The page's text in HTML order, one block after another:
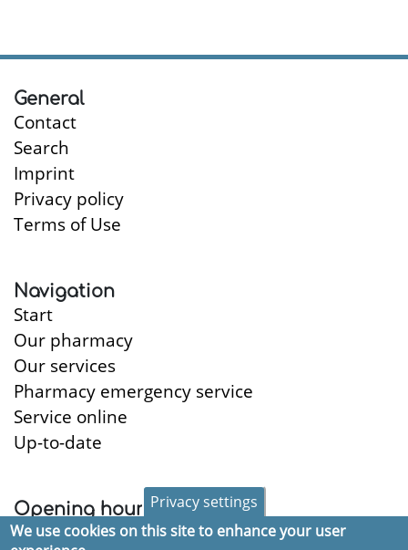
General
Contact
Search
Imprint
Privacy policy
Terms of Use
Navigation
Start
Our pharmacy
Our services
Pharmacy emergency service
Service online
Up-to-date
Opening hours
Monday: 8:30-18:30
Privacy settings
We use cookies on this site to enhance your user